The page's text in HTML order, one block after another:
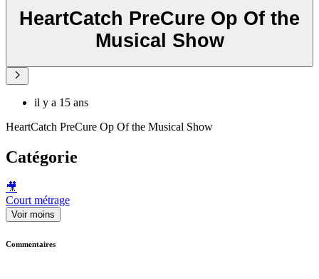
HeartCatch PreCure Op Of the
Musical Show
il y a 15 ans
HeartCatch PreCure Op Of the Musical Show
Catégorie
🎥
Court métrage
Voir moins
Commentaires